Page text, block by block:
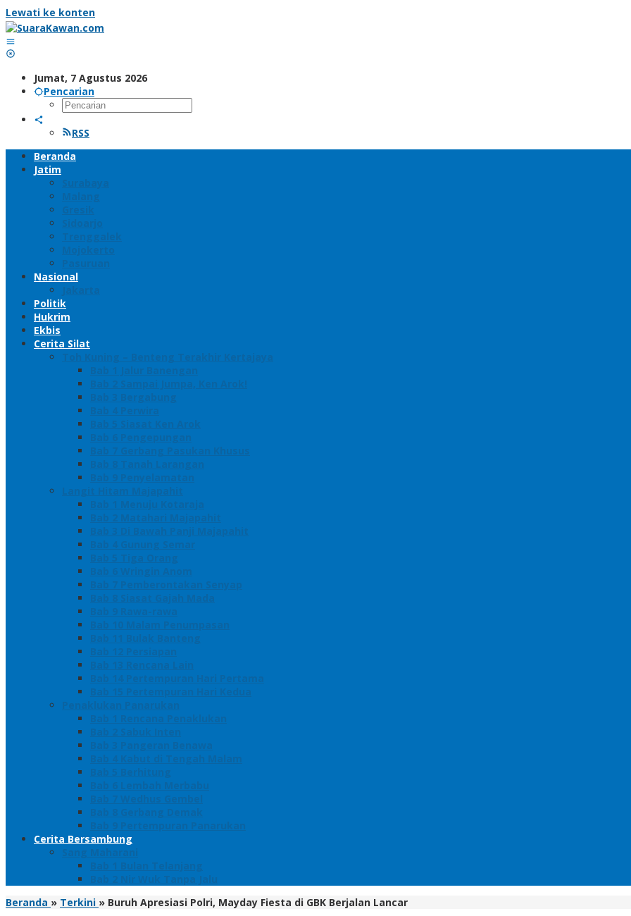
Lewati ke konten
Jumat, 7 Agustus 2026
Pencarian
RSS
Beranda
Jatim
Surabaya
Malang
Gresik
Sidoarjo
Trenggalek
Mojokerto
Pasuruan
Nasional
Jakarta
Politik
Hukrim
Ekbis
Cerita Silat
Toh Kuning – Benteng Terakhir Kertajaya
Bab 1 Jalur Banengan
Bab 2 Sampai Jumpa, Ken Arok!
Bab 3 Bergabung
Bab 4 Perwira
Bab 5 Siasat Ken Arok
Bab 6 Pengepungan
Bab 7 Gerbang Pasukan Khusus
Bab 8 Tanah Larangan
Bab 9 Penyelamatan
Langit Hitam Majapahit
Bab 1 Menuju Kotaraja
Bab 2 Matahari Majapahit
Bab 3 Di Bawah Panji Majapahit
Bab 4 Gunung Semar
Bab 5 Tiga Orang
Bab 6 Wringin Anom
Bab 7 Pemberontakan Senyap
Bab 8 Siasat Gajah Mada
Bab 9 Rawa-rawa
Bab 10 Malam Penumpasan
Bab 11 Bulak Banteng
Bab 12 Persiapan
Bab 13 Rencana Lain
Bab 14 Pertempuran Hari Pertama
Bab 15 Pertempuran Hari Kedua
Penaklukan Panarukan
Bab 1 Rencana Penaklukan
Bab 2 Sabuk Inten
Bab 3 Pangeran Benawa
Bab 4 Kabut di Tengah Malam
Bab 5 Berhitung
Bab 6 Lembah Merbabu
Bab 7 Wedhus Gembel
Bab 8 Gerbang Demak
Bab 9 Pertempuran Panarukan
Cerita Bersambung
Sang Maharani
Bab 1 Bulan Telanjang
Bab 2 Nir Wuk Tanpa Jalu
Beranda » Terkini » Buruh Apresiasi Polri, Mayday Fiesta di GBK Berjalan Lancar